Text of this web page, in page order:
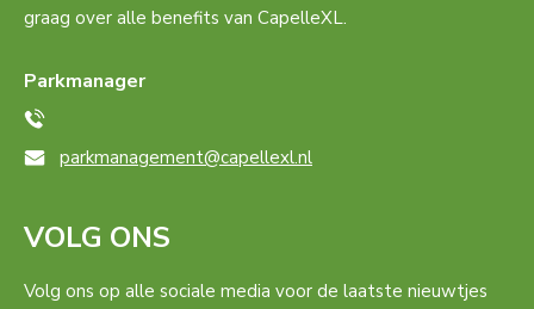
graag over alle benefits van CapelleXL.
Parkmanager
parkmanagement@capellexl.nl
VOLG ONS
Volg ons op alle sociale media voor de laatste nieuwtjes